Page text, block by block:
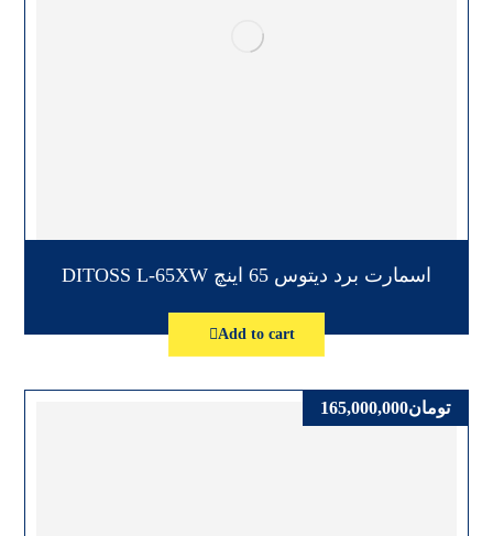
اسمارت برد دیتوس 65 اینچ DITOSS L-65XW
Add to cart
تومان165,000,000